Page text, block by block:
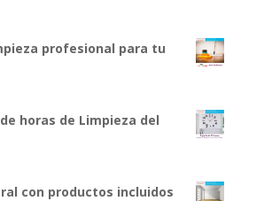
hasta profesional para tu
de horas de Limpieza del
con productos incluidos